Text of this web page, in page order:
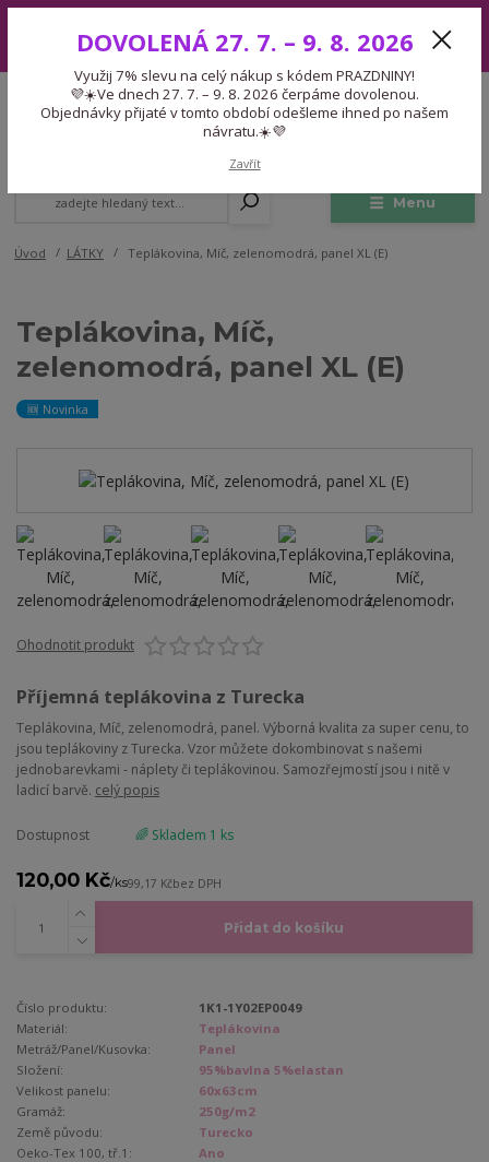
7. – 9. 8. 2026 čerpáme dovolenou. Objednávky přijaté v tomto období
odešleme ihned po našem návratu.☀️💜
Menu
CZK
Expedice 775 866 913
Po-Čt 9-15:30 Pá 9-14:30 Pauza 13-13:45
Úvod LÁTKY Teplákovina, Míč, zelenomodrá, panel XL (E)
Teplákovina, Míč,
zelenomodrá, panel XL (E)
🆕 Novinka
Ohodnotit produkt
Příjemná teplákovina z Turecka
Teplákovina, Míč, zelenomodrá, panel. Výborná kvalita za super cenu, to
jsou teplákoviny z Turecka. Vzor můžete dokombinovat s našemi
jednobarevkami - náplety či teplákovinou. Samozřejmostí jsou i nitě v
ladicí barvě. celý popis
Dostupnost 🌈 Skladem 1 ks
120,00 Kč/ks99,17 Kčbez DPH
Přidat do košíku
Číslo produktu:
1K1-1Y02EP0049
Materiál:
Teplákovina
Metráž/Panel/Kusovka:
Panel
Složení:
95%bavlna 5%elastan
Velikost panelu:
60x63cm
Gramáž:
250g/m2
Země původu:
Turecko
Oeko-Tex 100, tř.1:
Ano
DOVOLENÁ 27. 7. – 9. 8. 2026
Využij 7% slevu na celý nákup s kódem PRAZDNINY!
💜☀️Ve dnech 27. 7. – 9. 8. 2026 čerpáme dovolenou.
Objednávky přijaté v tomto období odešleme ihned po našem
návratu.☀️💜
Zavřít